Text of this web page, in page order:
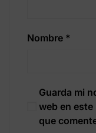
Nombre *
Guarda mi
web en este
que